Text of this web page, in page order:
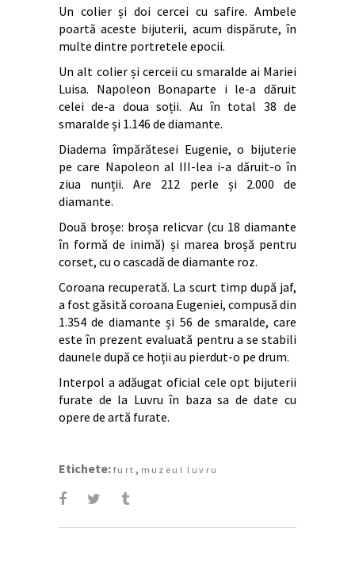
Un colier și doi cercei cu safire. Ambele
poartă aceste bijuterii, acum dispărute, în
multe dintre portretele epocii.
Un alt colier și cerceii cu smaralde ai Mariei
Luisa. Napoleon Bonaparte i le-a dăruit
celei de-a doua soții. Au în total 38 de
smaralde și 1.146 de diamante.
Diadema împărătesei Eugenie, o bijuterie
pe care Napoleon al III-lea i-a dăruit-o în
ziua nunții. Are 212 perle și 2.000 de
diamante.
Două broșe: broșa relicvar (cu 18 diamante
în formă de inimă) și marea broșă pentru
corset, cu o cascadă de diamante roz.
Coroana recuperată. La scurt timp după jaf,
a fost găsită coroana Eugeniei, compusă din
1.354 de diamante și 56 de smaralde, care
este în prezent evaluată pentru a se stabili
daunele după ce hoții au pierdut-o pe drum.
Interpol a adăugat oficial cele opt bijuterii
furate de la Luvru în baza sa de date cu
opere de artă furate.
Etichete: furt , muzeul luvru